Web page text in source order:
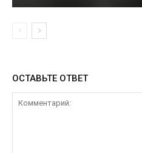
ОСТАВЬТЕ ОТВЕТ